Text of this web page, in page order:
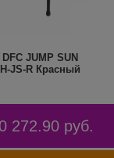
DFC JUMP SUN
JS-R Красный
272.90 руб.